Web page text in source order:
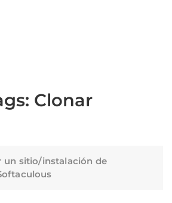
Clonar
un sitio/instalación de